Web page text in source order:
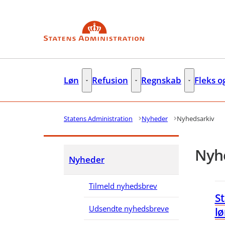
Løn Løn - Flere links
Refusion Refusion - Flere links
Regnskab Regnskab -
Fleks
Statens Administration Nyheder Nyhedsarkiv
Nyheder
Tilmeld nyhedsbrev
Udsendte nyhedsbreve